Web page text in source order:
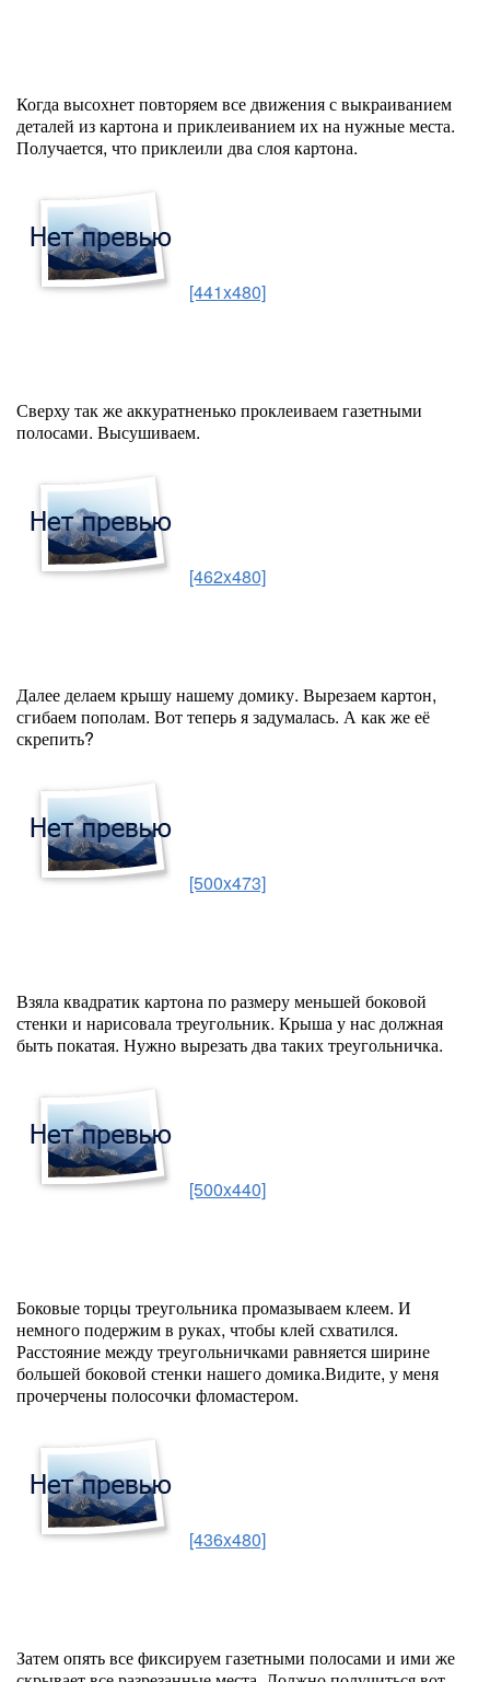
Когда высохнет повторяем все движения с выкраиванием
деталей из картона и приклеиванием их на нужные места.
Получается, что приклеили два слоя картона.
[441x480]
Сверху так же аккуратненько проклеиваем газетными
полосами. Высушиваем.
[462x480]
Далее делаем крышу нашему домику. Вырезаем картон,
сгибаем пополам. Вот теперь я задумалась. А как же её
скрепить?
[500x473]
Взяла квадратик картона по размеру меньшей боковой
стенки и нарисовала треугольник. Крыша у нас должная
быть покатая. Нужно вырезать два таких треугольничка.
[500x440]
Боковые торцы треугольника промазываем клеем. И
немного подержим в руках, чтобы клей схватился.
Расстояние между треугольничками равняется ширине
большей боковой стенки нашего домика.Видите, у меня
прочерчены полосочки фломастером.
[436x480]
Затем опять все фиксируем газетными полосами и ими же